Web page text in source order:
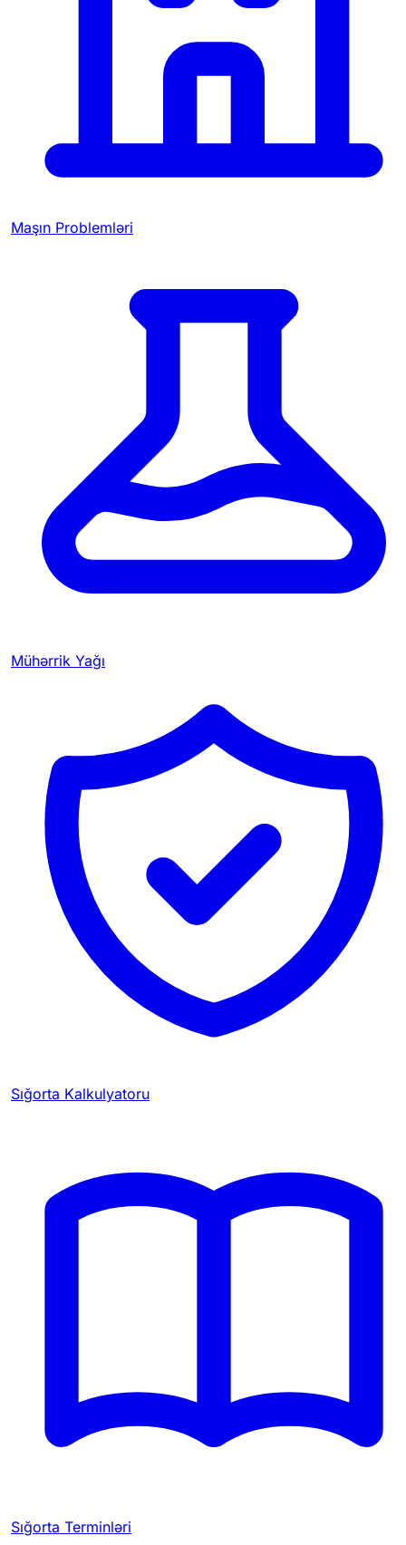
Maşın Problemləri
Mühərrik Yağı
Sığorta Kalkulyatoru
Sığorta Terminləri